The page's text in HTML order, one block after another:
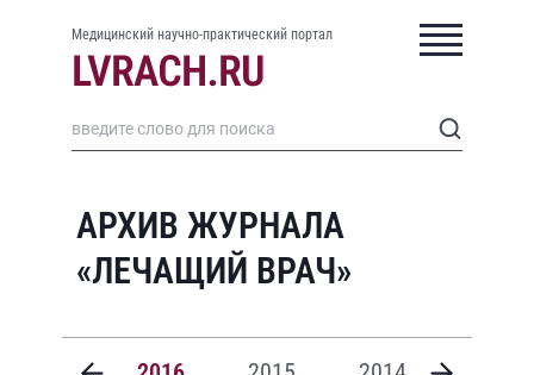
Медицинский научно-практический портал
АРХИВ ЖУРНАЛА
«ЛЕЧАЩИЙ ВРАЧ»